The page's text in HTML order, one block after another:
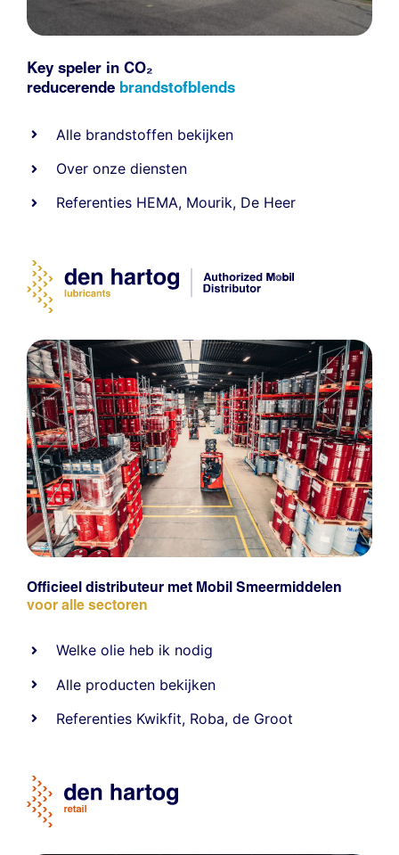
Key speler in CO₂
reducerende brandstofblends
Alle brandstoffen bekijken
Over onze diensten
Referenties HEMA, Mourik, De Heer
Officieel distributeur met Mobil Smeermiddelen
voor alle sectoren
Welke olie heb ik nodig
Alle producten bekijken
Referenties Kwikfit, Roba,de Groot